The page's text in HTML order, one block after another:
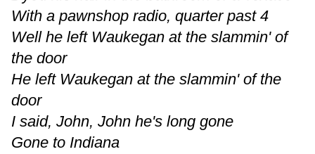
With a pawnshop radio, quarter past 4
Well he left Waukegan at the slammin' of
the door
He left Waukegan at the slammin' of the
door
I said, John, John he's long gone
Gone to Indiana